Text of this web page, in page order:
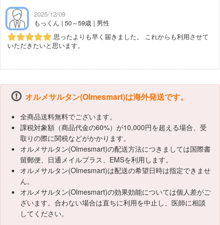
2025/12/09
もっくん | 50～59歳 | 男性
思ったよりも早く届きました。 これからも利用させて
いただきたいと思います。
オルメサルタン(Olmesmart)は海外発送です。
全商品送料無料でございます。
課税対象額（商品代金の60%）が10,000円を超える場合、受
取りの際に関税などがかかります。
オルメサルタン(Olmesmart)の配送方法につきましては国際書
留郵便、日通メイルプラス、EMSを利用します。
オルメサルタン(Olmesmart)は配送の希望日時は指定できませ
ん。
オルメサルタン(Olmesmart)の効果効能については個人差がご
ざいます。合わない場合は直ちに利用を中止し、医師に相談
してください。